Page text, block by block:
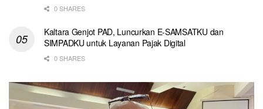
0 SHARES
Kaltara Genjot PAD, Luncurkan E-SAMSATKU dan
SIMPADKU untuk Layanan Pajak Digital
0 SHARES